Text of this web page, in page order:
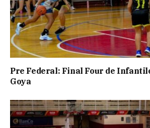
Pre Federal: Final Four de
Goya